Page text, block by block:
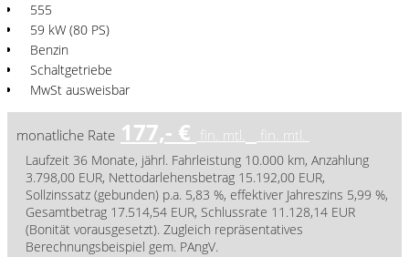
555
59 kW (80 PS)
Benzin
Schaltgetriebe
MwSt ausweisbar
monatliche Rate 177,- € fin. mtl. fin. mtl.
Laufzeit 36 Monate, jährl. Fahrleistung 10.000 km, Anzahlung
3.798,00 EUR, Nettodarlehensbetrag 15.192,00 EUR,
Sollzinssatz (gebunden) p.a. 5,83 %, effektiver Jahreszins 5,99 %,
Gesamtbetrag 17.514,54 EUR, Schlussrate 11.128,14 EUR
(Bonität vorausgesetzt). Zugleich repräsentatives
Berechnungsbeispiel gem. PAngV.